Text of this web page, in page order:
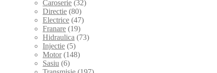
Caroserie (32)
Directie (80)
Electrice (47)
Franare (19)
Hidraulica (73)
Injectie (5)
Motor (148)
Sasiu (6)